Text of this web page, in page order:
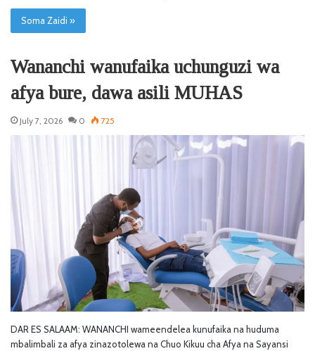
Soma Zaidi »
Wananchi wanufaika uchunguzi wa
afya bure, dawa asili MUHAS
July 7, 2026 0 725
DAR ES SALAAM: WANANCHI wameendelea kunufaika na huduma
mbalimbali za afya zinazotolewa na Chuo Kikuu cha Afya na Sayansi